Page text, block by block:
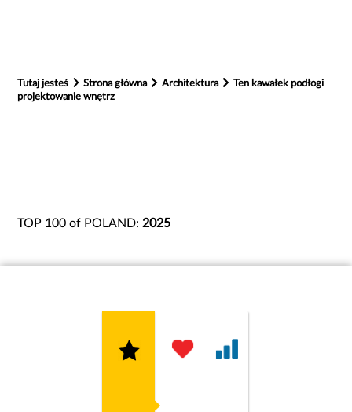
Tutaj jesteś Strona główna Architektura
Ten kawałek podłogi
projektowanie wnętrz
TOP 100 of POLAND:2025